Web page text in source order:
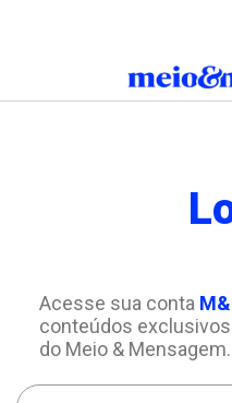
Acesse sua conta
conteúdos
do Meio & Mensagem.